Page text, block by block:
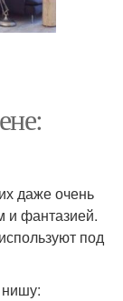
даже очень
и фантазией.
под